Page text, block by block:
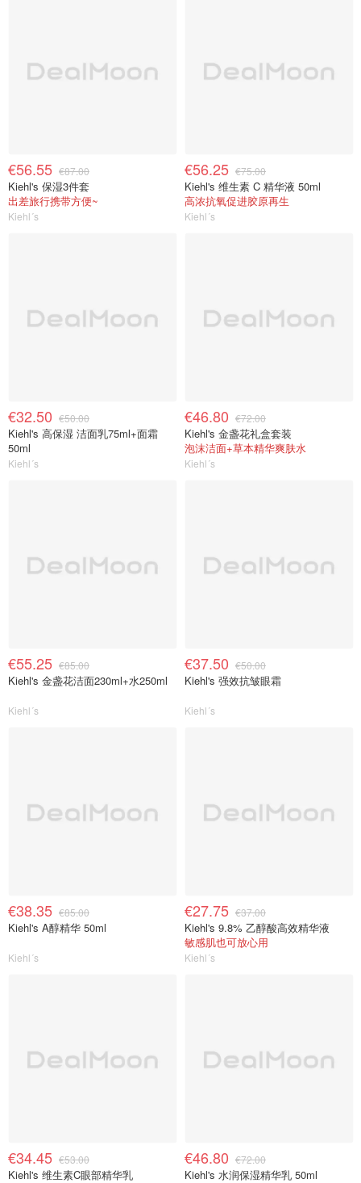
€56.55 €87.00
Kiehl's 保湿3件套
出差旅行携带方便~
Kiehl´s
€56.25 €75.00
Kiehl's 维生素 C 精华液 50ml
高浓抗氧促进胶原再生
Kiehl´s
€32.50 €50.00
Kiehl's 高保湿 洁面乳75ml+面霜
50ml
Kiehl´s
€46.80 €72.00
Kiehl's 金盏花礼盒套装
泡沫洁面+草本精华爽肤水
Kiehl´s
€55.25 €85.00
Kiehl's 金盏花洁面230ml+水250ml
Kiehl´s
€37.50 €50.00
Kiehl's 强效抗皱眼霜
Kiehl´s
€38.35 €85.00
Kiehl's A醇精华 50ml
Kiehl´s
€27.75 €37.00
Kiehl's 9.8% 乙醇酸高效精华液
敏感肌也可放心用
Kiehl´s
€34.45 €53.00
Kiehl's 维生素C眼部精华乳
€46.80 €72.00
Kiehl's 水润保湿精华乳 50ml